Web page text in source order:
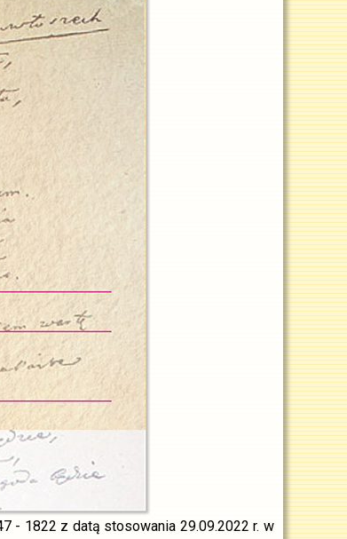
- 1822 z datą stosowania 29.09.2022 r. w